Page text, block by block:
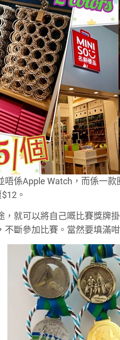
唔係Apple Watch，而係一
。
，就可以將自己嘅比賽獎牌
斷參加比賽。當然要填滿